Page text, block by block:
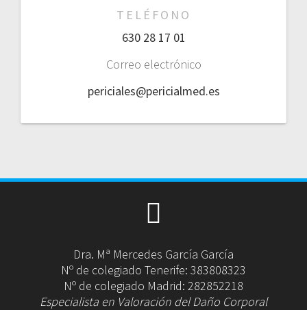
TELÉFONO
630 28 17 01
Correo electrónico
periciales@pericialmed.es
Dra. Mª Mercedes García García
Nº de colegiado Tenerife: 383808323
Nº de colegiado Madrid: 282852218
Especialista en Valoración del Daño Corporal